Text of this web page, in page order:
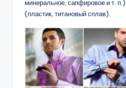
минеральное, сапфировое и т.
(пластик, титановый сплав).